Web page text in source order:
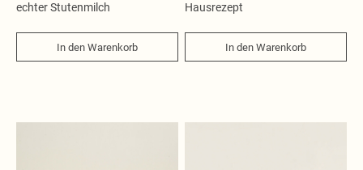
echter Stutenmilch
In den Warenkorb
Hausrezept
In den Warenkorb